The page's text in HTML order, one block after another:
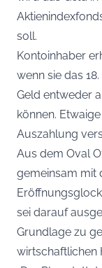
soll.
Kontoinhaber
wenn sie das
Geld entweder
können.
Auszahlung
Aus dem Oval
gemeinsam mit
sei darauf
Grundlage zu
wirtschaftlichen